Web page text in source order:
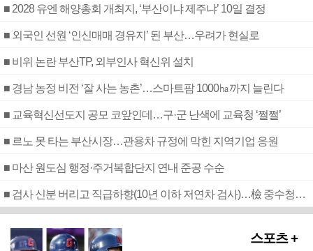
■ 2028 유엔 해양총회 개최지, ‘부산이냐 제주냐’ 10일 결정
■ 외국인 선원 ‘인신매매 경유지’ 된 부산…우려가 현실로
■ 비위 논란 부산TP, 외부인사 혁신위 설치
■ 경남 농정 비전 ‘잘 사는 농촌’…스마트팜 1000㏊까지 늘린다
■ 교육혁신선도지 공모 코앞인데…구·군 난색에 교육청 ‘쩔쩔’
■ 르노 못 타는 부산시장…관용차 규정에 막힌 지역기업 응원
■ 마산 원도심 행정·주거복합단지 연내 준공 수순
■ 검사 신분 버리고 직급하향(10년 이하 저연차 검사)…檢 중수청행 기피
스포츠 +